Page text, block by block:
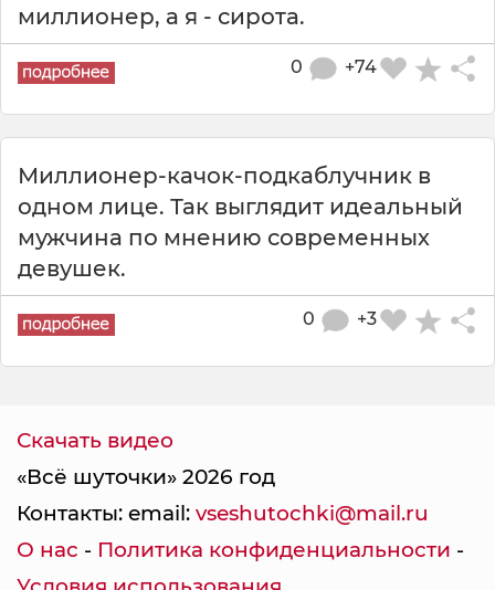
миллионер, а я - сирота.
+74
0
Миллионер-качок-подкаблучник в
одном лице. Так выглядит идеальный
мужчина по мнению современных
девушек.
+3
0
Скачать видео
«Всё шуточки» 2026 год
Контакты: email: vseshutochki@mail.ru
О нас - Политика конфиденциальности -